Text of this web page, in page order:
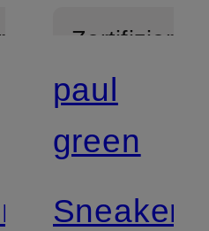
Zertifiziert
paul
green
Sneaker